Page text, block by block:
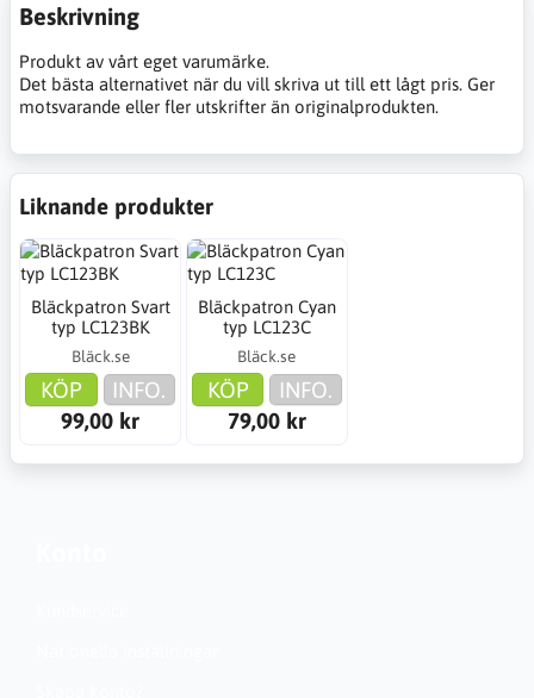
Beskrivning
Produkt av vårt eget varumärke.
Det bästa alternativet när du vill skriva ut till ett lågt pris. Ger
motsvarande eller fler utskrifter än originalprodukten.
Liknande produkter
Bläckpatron Svart
typ LC123BK
Bläck.se
KÖP
INFO.
99,00 kr
Bläckpatron Cyan
typ LC123C
Bläck.se
KÖP
INFO.
79,00 kr